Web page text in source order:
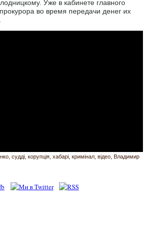
Уже в кабинете главного
во время передачи денег их
судді корупція хабарі кримінал відео
Владимир